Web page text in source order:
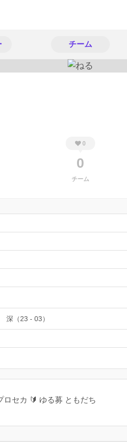
チーム
0
0
チーム
深（23 - 03）
セカ 🔰 ゆる募 ともだち